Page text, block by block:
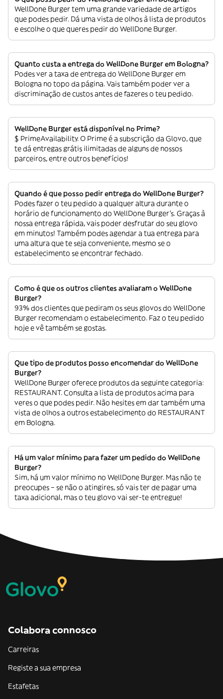
WellDone Burger tem uma grande variedade de artigos
que podes pedir. Dá uma vista de olhos à lista de produtos
e escolhe o que queres pedir do WellDone Burger.
Quanto custa a entrega do WellDone Burger em Bologna?
Podes ver a taxa de entrega do WellDone Burger em
Bologna no topo da página. Vais também poder ver a
discriminação de custos antes de fazeres o teu pedido.
WellDone Burger está disponível no Prime?
$ PrimeAvailability. O Prime é a subscrição da Glovo, que
te dá entregas grátis ilimitadas de alguns de nossos
parceiros, entre outros benefícios!
Quando é que posso pedir entrega do WellDone Burger?
Podes fazer o teu pedido a qualquer altura durante o
horário de funcionamento do WellDone Burger’s. Graças à
nossa entrega rápida, vais poder desfrutar do seu glovo
em minutos! Também podes agendar a tua entrega para
uma altura que te seja conveniente, mesmo se o
estabelecimento se encontrar fechado.
Como é que os outros clientes avaliaram o WellDone
Burger?
93% dos clientes que pediram os seus glovos do WellDone
Burger recomendam o estabelecimento. Faz o teu pedido
hoje e vê também se gostas.
Que tipo de produtos posso encomendar do WellDone
Burger?
WellDone Burger oferece produtos da seguinte categoria:
RESTAURANT. Consulta a lista de produtos acima para
veres o que podes pedir. Não hesites em dar também uma
vista de olhos a outros estabelecimento do RESTAURANT
em Bologna.
Há um valor mínimo para fazer um pedido do WellDone
Burger?
Sim, há um valor mínimo no WellDone Burger. Mas não te
preocupes – se não o atingires, só vais ter de pagar uma
taxa adicional, mas o teu glovo vai ser-te entregue!
Colabora connosco
Carreiras
Registe a sua empresa
Estafetas